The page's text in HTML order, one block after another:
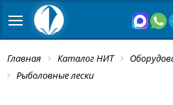
Главная Каталог НИТ
Рыболовные лески